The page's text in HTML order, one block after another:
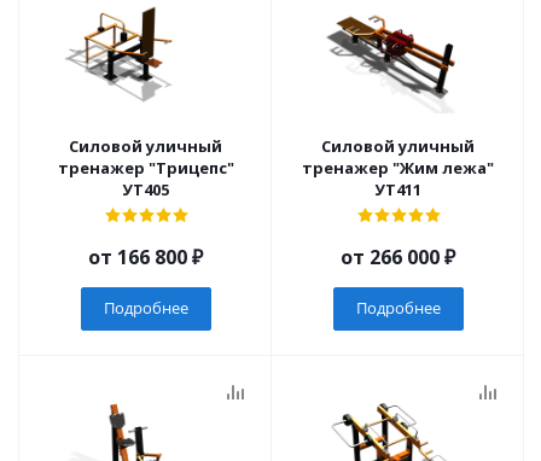
Силовой уличный
тренажер "Трицепс"
УТ405
от 166 800 ₽
Подробнее
Силовой уличный
тренажер "Жим лежа"
УТ411
от 266 000 ₽
Подробнее